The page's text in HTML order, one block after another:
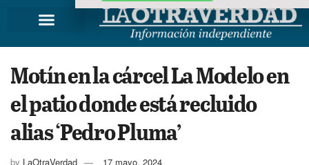
Motín en la cárcel La Modelo en
el patio donde está recluido
alias ‘Pedro Pluma’
by LaOtraVerdad 17 mayo, 2024